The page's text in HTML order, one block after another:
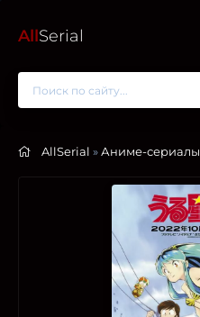
AllSerial
AllSerial »Аниме-сериалы